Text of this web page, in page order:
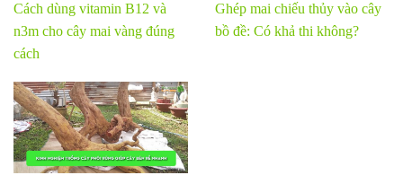
Cách dùng vitamin B12 và
n3m cho cây mai vàng đúng
cách
Ghép mai chiếu thủy vào cây
bồ đề: Có khả thi không?